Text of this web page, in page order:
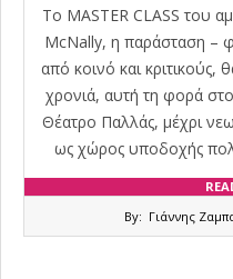
Το MASTER CLASS του
McNally, η παράσταση –
από κοινό και κριτικούς,
χρονιά, αυτή τη φορά
Θέατρο Παλλάς, μέχρι
ως χώρος υποδοχής
By: Γιάννης